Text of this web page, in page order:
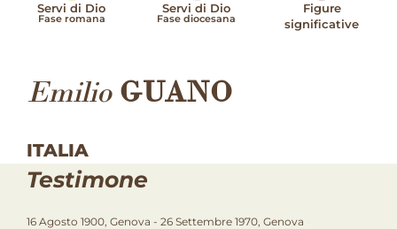
Servi di Dio
Fase romana
Servi di Dio
Fase diocesana
Figure
significative
Emilio GUANO
ITALIA
Testimone
16 Agosto 1900, Genova - 26 Settembre 1970, Genova